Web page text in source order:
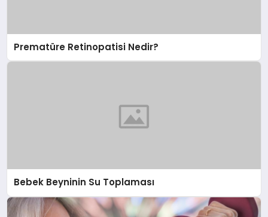
Prematüre Retinopatisi Nedir?
Bebek Beyninin Su Toplaması